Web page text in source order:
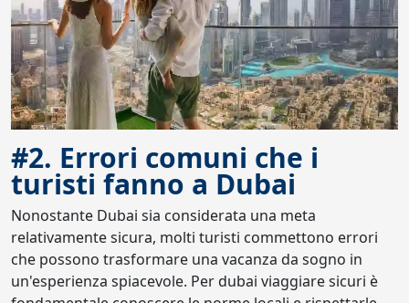
#2. Errori comuni che i
turisti fanno a Dubai
Nonostante Dubai sia considerata una meta
relativamente sicura, molti turisti commettono errori
che possono trasformare una vacanza da sogno in
un'esperienza spiacevole. Per dubai viaggiare sicuri è